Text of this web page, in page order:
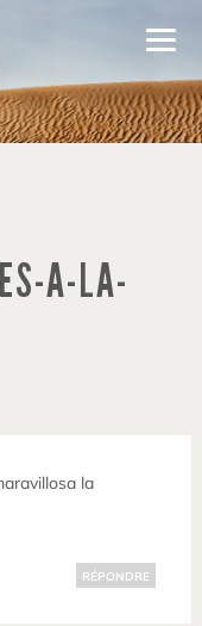
A-LA-
la
RÉPONDRE